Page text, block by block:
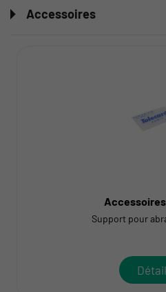
Accessoires
Support pour